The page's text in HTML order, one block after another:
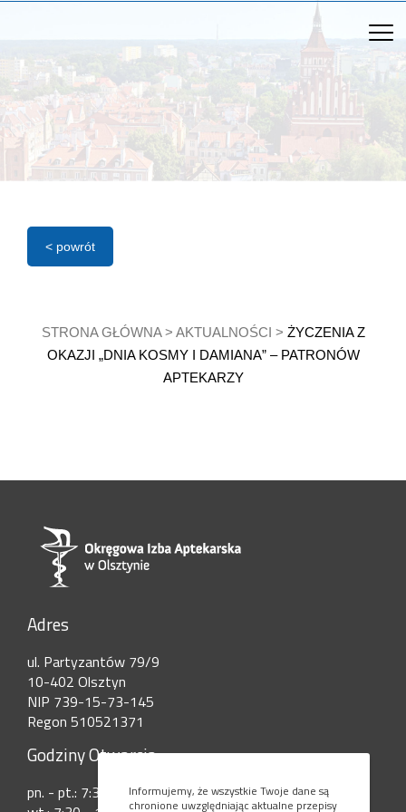
< powrót
STRONA GŁÓWNA> AKTUALNOŚCI > ŻYCZENIA Z
OKAZJI „DNIA KOSMY I DAMIANA” – PATRONÓW
APTEKARZY
Adres
ul. Partyzantów 79/9
10-402 Olsztyn
NIP 739-15-73-145
Regon 510521371
Godziny Otwarcia
pn. - pt.: 7:30 - 15:00Informujemy, że wszystkie Twoje dane są
chronione uwzględniając aktualne przepisy